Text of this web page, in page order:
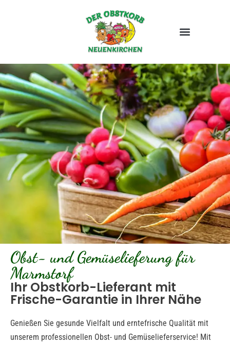
Obst- und Gemüselieferung für
Marmstorf
Ihr Obstkorb-Lieferant mit
Frische-Garantie in Ihrer Nähe
Genießen Sie gesunde Vielfalt und erntefrische Qualität mit
unserem professionellen Obst- und Gemüselieferservice! Mit